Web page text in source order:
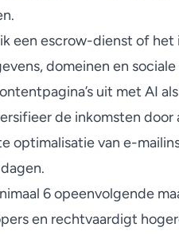
een escrow-dienst of
domeinen en
uit met AI
de inkomsten
optimalisatie van e-
6 opeenvolgende
en rechtvaardigt